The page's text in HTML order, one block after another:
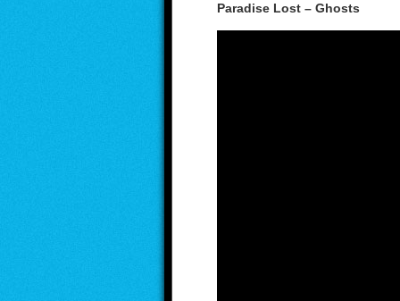
Paradise Lost – Ghosts